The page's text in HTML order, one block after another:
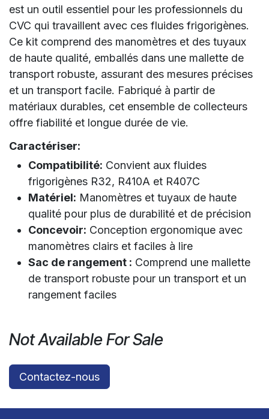
est un outil essentiel pour les professionnels du
CVC qui travaillent avec ces fluides frigorigènes.
Ce kit comprend des manomètres et des tuyaux
de haute qualité, emballés dans une mallette de
transport robuste, assurant des mesures précises
et un transport facile. Fabriqué à partir de
matériaux durables, cet ensemble de collecteurs
offre fiabilité et longue durée de vie.
Caractériser:
Compatibilité: Convient aux fluides
frigorigènes R32, R410A et R407C
Matériel: Manomètres et tuyaux de haute
qualité pour plus de durabilité et de précision
Concevoir: Conception ergonomique avec
manomètres clairs et faciles à lire
Sac de rangement : Comprend une mallette
de transport robuste pour un transport et un
rangement faciles
Not Available For Sale
Contactez-nous